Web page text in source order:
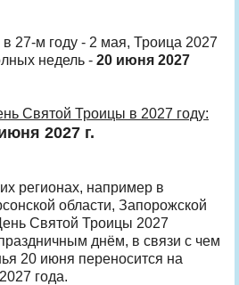
27-м году - 2 мая, Троица 2027
недель - 20 июня 2027
Святой Троицы в 2027 году:
2027 г.
регионах, например в
области, Запорожской
Святой Троицы 2027
днём, в связи с чем
20 июня переносится на
года.